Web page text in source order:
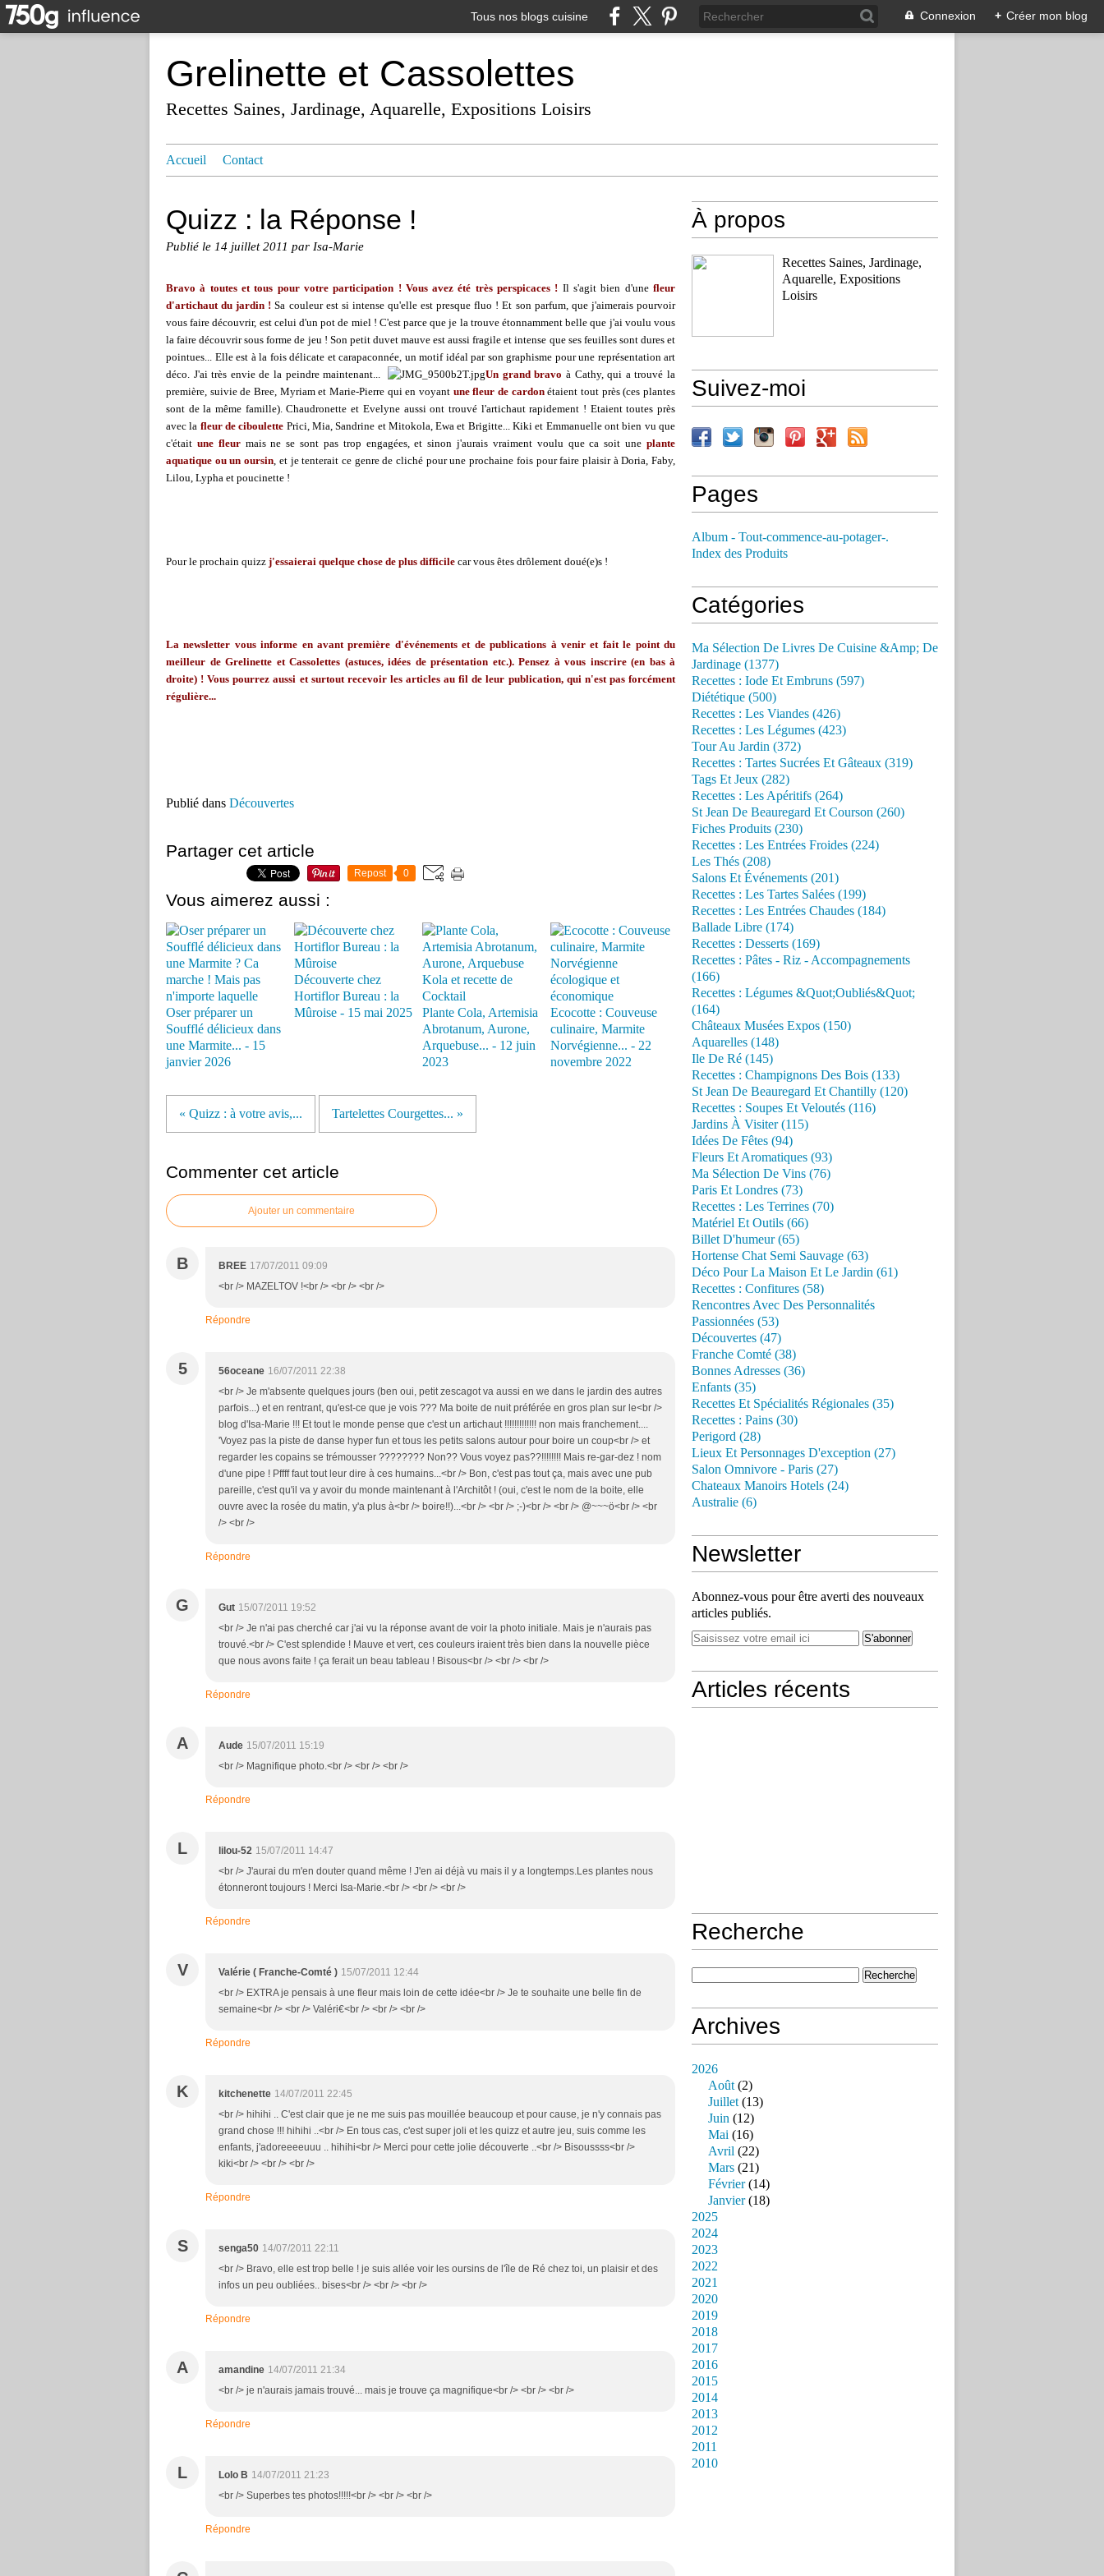
Tous nos blogs cuisine Connexion + Créer mon blog
Grelinette et Cassolettes
Recettes Saines, Jardinage, Aquarelle, Expositions Loisirs
Accueil Contact
Quizz : la Réponse !
Publié le 14 juillet 2011 par Isa-Marie
Bravo à toutes et tous pour votre participation ! Vous avez été très perspicaces ! Il s'agit bien d'unefleur
d'artichaut du jardin ! Sa couleur est si intense qu'elle est presque fluo ! Et son parfum, que j'aimerais pourvoir
vous faire découvrir, est celui d'un pot de miel ! C'est parce que je la trouve étonnamment belle que j'ai voulu vous
la faire découvrir sous forme de jeu ! Son petit duvet mauve est aussi fragile et intense que ses feuilles sont dures et
pointues... Elle est à la fois délicate et carapaconnée, un motif idéal par son graphisme pour une représentation art
déco. J'ai très envie de la peindre maintenant...
Un grand bravo à Cathy, qui a trouvé la
première, suivie de Bree, Myriam et Marie-Pierre qui en voyant une fleur de cardonétaient tout près (ces plantes
sont de la même famille). Chaudronette et Evelyne aussi ont trouvé l'artichaut rapidement ! Etaient toutes près
avec la fleur de ciboulette Prici, Mia, Sandrine et Mitokola, Ewa et Brigitte... Kiki et Emmanuelle ont bien vu que
c'était une fleurmais ne se sont pas trop engagées, et sinon j'aurais vraiment voulu que ca soit uneplante
aquatique ou un oursin, et je tenterait ce genre de cliché pour une prochaine fois pour faire plaisir à Doria, Faby,
Lilou, Lypha et poucinette !
Pour le prochain quizz j'essaierai quelque chose de plus difficile car vous êtes drôlement doué(e)s !
Lanewsletter vous informe en avant première d'événements et de publications à venir et fait le point du
meilleur de Grelinette et Cassolettes (astuces, idées de présentation etc.). Pensez à vous inscrire (en bas à
droite) ! Vous pourrez aussi et surtout recevoir les articles au fil de leur publication, qui n'est pas forcément
régulière...
Publié dans Découvertes
Partager cet article
Repost 0
Vous aimerez aussi :
Oser préparer un
Soufflé délicieux dans
une Marmite... - 15
janvier 2026
Découverte chez
Hortiflor Bureau : la
Mûroise - 15 mai 2025
Plante Cola, Artemisia
Abrotanum, Aurone,
Arquebuse... - 12 juin
2023
Ecocotte : Couveuse
culinaire, Marmite
Norvégienne... - 22
novembre 2022
« Quizz : à votre avis,... Tartelettes Courgettes... »
Commenter cet article
Ajouter un commentaire
B BREE 17/07/2011 09:09
<br /> MAZELTOV !<br /> <br /> <br />
Répondre
5 56oceane 16/07/2011 22:38
<br /> Je m'absente quelques jours (ben oui, petit zescagot va aussi en we dans le jardin des autres
parfois...) et en rentrant, qu'est-ce que je vois ??? Ma boite de nuit préférée en gros plan sur le<br />
blog d'Isa-Marie !!! Et tout le monde pense que c'est un artichaut !!!!!!!!!!!!! non mais franchement....
'Voyez pas la piste de danse hyper fun et tous les petits salons autour pour boire un coup<br /> et
regarder les copains se trémousser ???????? Non?? Vous voyez pas??!!!!!!!! Mais re-gar-dez ! nom
d'une pipe ! Pffff faut tout leur dire à ces humains...<br /> Bon, c'est pas tout ça, mais avec une pub
pareille, c'est qu'il va y avoir du monde maintenant à l'Architôt ! (oui, c'est le nom de la boite, elle
ouvre avec la rosée du matin, y'a plus à<br /> boire!!)...<br /> <br /> ;-)<br /> <br /> @~~~ö<br /> <br
/> <br />
Répondre
G Gut 15/07/2011 19:52
<br /> Je n'ai pas cherché car j'ai vu la réponse avant de voir la photo initiale. Mais je n'aurais pas
trouvé.<br /> C'est splendide ! Mauve et vert, ces couleurs iraient très bien dans la nouvelle pièce
que nous avons faite ! ça ferait un beau tableau ! Bisous<br /> <br /> <br />
Répondre
A Aude 15/07/2011 15:19
<br /> Magnifique photo.<br /> <br /> <br />
Répondre
L lilou-52 15/07/2011 14:47
<br /> J'aurai du m'en douter quand même ! J'en ai déjà vu mais il y a longtemps.Les plantes nous
étonneront toujours ! Merci Isa-Marie.<br /> <br /> <br />
Répondre
V Valérie ( Franche-Comté ) 15/07/2011 12:44
<br /> EXTRA je pensais à une fleur mais loin de cette idée<br /> Je te souhaite une belle fin de
semaine<br /> <br /> Valéri€<br /> <br /> <br />
Répondre
K kitchenette 14/07/2011 22:45
<br /> hihihi .. C'est clair que je ne me suis pas mouillée beaucoup et pour cause, je n'y connais pas
grand chose !!! hihihi ..<br /> En tous cas, c'est super joli et les quizz et autre jeu, suis comme les
enfants, j'adoreeeeuuu .. hihihi<br /> Merci pour cette jolie découverte ..<br /> Bisoussss<br />
kiki<br /> <br /> <br />
Répondre
S senga50 14/07/2011 22:11
<br /> Bravo, elle est trop belle ! je suis allée voir les oursins de l'île de Ré chez toi, un plaisir et des
infos un peu oubliées.. bises<br /> <br /> <br />
Répondre
A amandine 14/07/2011 21:34
<br /> je n'aurais jamais trouvé... mais je trouve ça magnifique<br /> <br /> <br />
Répondre
L Lolo B 14/07/2011 21:23
<br /> Superbes tes photos!!!!!<br /> <br /> <br />
Répondre
À propos
Recettes Saines, Jardinage,
Aquarelle, Expositions
Loisirs
Suivez-moi
Pages
Album - Tout-commence-au-potager-.
Index des Produits
Catégories
Ma Sélection De Livres De Cuisine &Amp; De
Jardinage (1377)
Recettes : Iode Et Embruns (597)
Diététique (500)
Recettes : Les Viandes (426)
Recettes : Les Légumes (423)
Tour Au Jardin (372)
Recettes : Tartes Sucrées Et Gâteaux (319)
Tags Et Jeux (282)
Recettes : Les Apéritifs (264)
St Jean De Beauregard Et Courson (260)
Fiches Produits (230)
Recettes : Les Entrées Froides (224)
Les Thés (208)
Salons Et Événements (201)
Recettes : Les Tartes Salées (199)
Recettes : Les Entrées Chaudes (184)
Ballade Libre (174)
Recettes : Desserts (169)
Recettes : Pâtes - Riz - Accompagnements
(166)
Recettes : Légumes &Quot;Oubliés&Quot;
(164)
Châteaux Musées Expos (150)
Aquarelles (148)
Ile De Ré (145)
Recettes : Champignons Des Bois (133)
St Jean De Beauregard Et Chantilly (120)
Recettes : Soupes Et Veloutés (116)
Jardins À Visiter (115)
Idées De Fêtes (94)
Fleurs Et Aromatiques (93)
Ma Sélection De Vins (76)
Paris Et Londres (73)
Recettes : Les Terrines (70)
Matériel Et Outils (66)
Billet D'humeur (65)
Hortense Chat Semi Sauvage (63)
Déco Pour La Maison Et Le Jardin (61)
Recettes : Confitures (58)
Rencontres Avec Des Personnalités
Passionnées (53)
Découvertes (47)
Franche Comté (38)
Bonnes Adresses (36)
Enfants (35)
Recettes Et Spécialités Régionales (35)
Recettes : Pains (30)
Perigord (28)
Lieux Et Personnages D'exception (27)
Salon Omnivore - Paris (27)
Chateaux Manoirs Hotels (24)
Australie (6)
Newsletter
Abonnez-vous pour être averti des nouveaux
articles publiés.
Articles récents
Recherche
Archives
2026
Août(2)
Juillet(13)
Juin (12)
Mai (16)
Avril (22)
Mars (21)
Février(14)
Janvier(18)
2025
2024
2023
2022
2021
2020
2019
2018
2017
2016
2015
2014
2013
2012
2011
2010